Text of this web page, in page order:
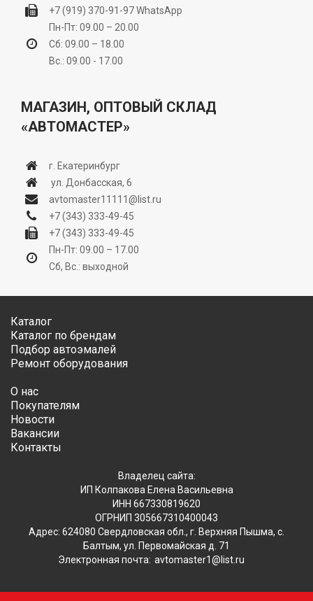
+7 (919) 370-91-97WhatsApp
Пн-Пт: 09.00 – 20.00
Сб: 09.00 – 18.00
Вс.: 09.00 - 17.00
МАГАЗИН, ОПТОВЫЙ СКЛАД
«АВТОМАСТЕР»
г. Екатеринбург
ул. Донбасская, 6
avtomaster11111@list.ru
+7 (343) 333-49-45
+7 (343) 333-49-45
Пн-Пт: 09.00 – 17.00
Сб, Вс.: выходной
Каталог
Каталог по брендам
Подбор автоэмалей
Ремонт оборудования
О нас
Покупателям
Новости
Вакансии
Контакты
Владелец сайта:
ИП Колпакова Елена Васильевна
ИНН 667330819620
ОГРНИП 305667310400043
Адрес: 624080 Свердловская обл., г. Верхняя Пышма, с.
Балтым, ул. Первомайская д. 71
Электронная почта: avtomaster1@list.ru